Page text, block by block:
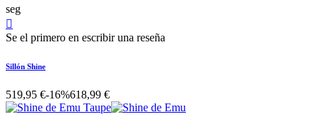
seg

Se el primero en escribir una reseña
Sillón Shine
519,95 €-16%618,99 €